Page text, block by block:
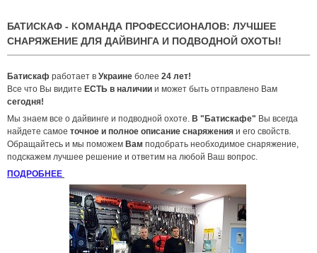
БАТИСКАФ - КОМАНДА ПРОФЕССИОНАЛОВ: ЛУЧШЕЕ
СНАРЯЖЕНИЕ ДЛЯ ДАЙВИНГА И ПОДВОДНОЙ ОХОТЫ!
Батискаф работает в Украине более 24 лет!
Все что Вы видите ЕСТЬ в наличии и может быть отправлено Вам
сегодня!
Мы знаем все о дайвинге и подводной охоте. В "Батискафе" Вы всегда
найдете самое точное и полное описание снаряжения и его свойств.
Обращайтесь и мы поможем Вам подобрать необходимое снаряжение,
подскажем лучшее решение и ответим на любой Ваш вопрос.
ПОДРОБНЕЕ